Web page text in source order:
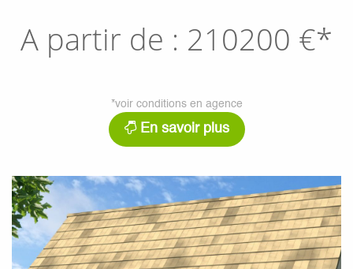
A partir de : 210200 €*
*voir conditions en agence
En savoir plus